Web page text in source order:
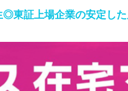
◎東証上場企業の安定し